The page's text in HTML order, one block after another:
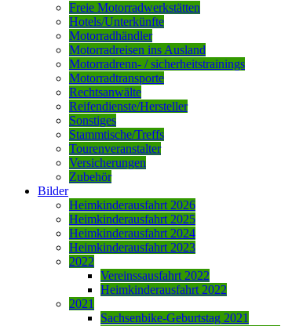
Freie Motorradwerkstätten
Hotels/Unterkünfte
Motorradhändler
Motorradreisen ins Ausland
Motorradrenn- / sicherheitstrainings
Motorradtransporte
Rechtsanwälte
Reifendienste/Hersteller
Sonstiges
Stammtische/Treffs
Tourenveranstalter
Versicherungen
Zubehör
Bilder
Heimkinderausfahrt 2026
Heimkinderausfahrt 2025
Heimkinderausfahrt 2024
Heimkinderausfahrt 2023
2022
Vereinssausfahrt 2022
Heimkinderausfahrt 2022
2021
Sachsenbike-Geburtstag 2021